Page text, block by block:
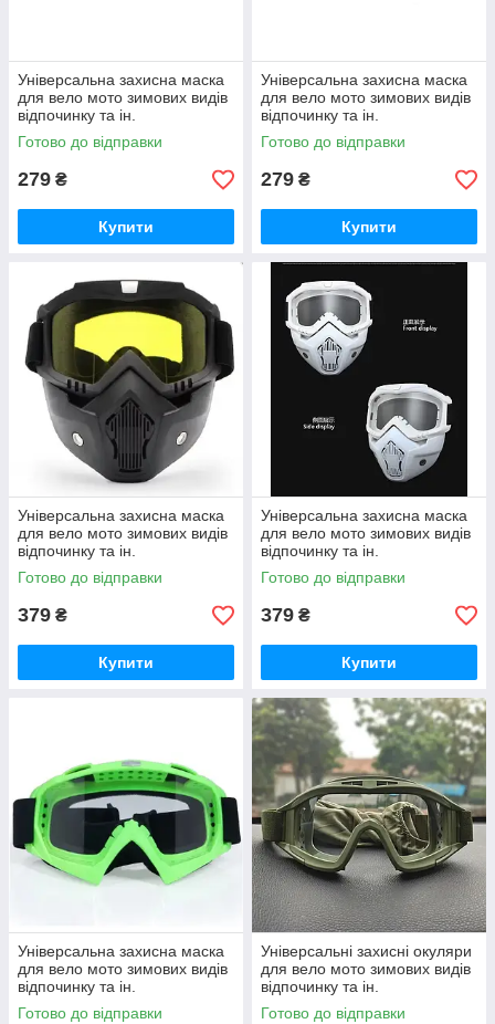
Універсальна захисна маска
для вело мото зимових видів
відпочинку та ін.
Готово до відправки
279 ₴
Купити
Універсальна захисна маска
для вело мото зимових видів
відпочинку та ін.
Готово до відправки
279 ₴
Купити
Універсальна захисна маска
для вело мото зимових видів
відпочинку та ін.
Готово до відправки
379 ₴
Купити
Універсальна захисна маска
для вело мото зимових видів
відпочинку та ін.
Готово до відправки
379 ₴
Купити
Універсальна захисна маска
для вело мото зимових видів
відпочинку та ін.
Готово до відправки
Універсальні захисні окуляри
для вело мото зимових видів
відпочинку та ін.
Готово до відправки